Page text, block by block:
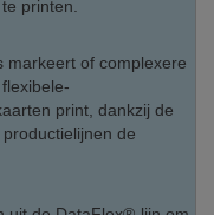
printen.
markeert of complexere
print, dankzij de
de